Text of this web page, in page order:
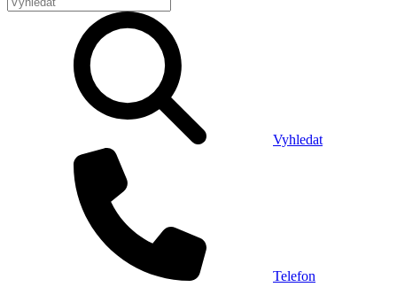
Vyhledat
Telefon